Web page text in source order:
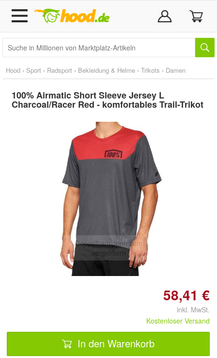
Hood › Sport › Radsport › Bekleidung & Helme › Trikots › Damen
100% Airmatic Short Sleeve Jersey L
Charcoal/Racer Red - komfortables Trail-Trikot
Doppelt antippen zum
vergrößern
58,41 €
inkl. MwSt.
Kostenloser Versand
In den Warenkorb